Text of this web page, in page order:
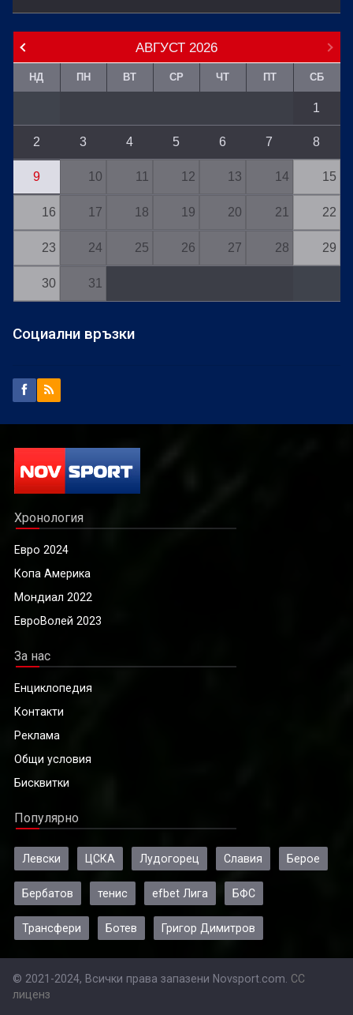
АВГУСТ 2026
НД ПН ВТ СР ЧТ ПТ СБ
1
2 3 4 5 6 7 8
9 10 11 12 13 14 15
16 17 18 19 20 21 22
23 24 25 26 27 28 29
30 31
Социални връзки
Хронология
Евро 2024
Копа Америка
Мондиал 2022
ЕвроВолей 2023
За нас
Енциклопедия
Контакти
Реклама
Общи условия
Бисквитки
Популярно
Левски ЦСКА Лудогорец Славия Берое
Бербатов тенис efbet Лига БФС
Трансфери Ботев Григор Димитров
© 2021-2024, Всички права запазени Novsport.com. CC
лиценз